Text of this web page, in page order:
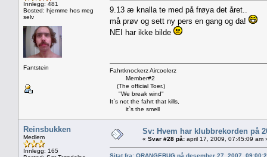
Innlegg: 481
Bosted: hjemme hos meg
selv
Fantstein
9.13 æ knalla te med på frøya det året..
må prøv og sett ny pers en gang og da!
NEI har ikke bilde
Fahrtknockerz Aircoolerz
Member#2
(The official Toer.)
"We break wind"
It`s not the fahrt that kills,
it`s the smell
Reinsbukken
Medlem
Innlegg: 165
Sv: Hvem har klubbrekorden på
« Svar #28 på: april 17, 2009, 07:45:09 am
Sitat fra: ORANGEBUG på desember 27, 2007,